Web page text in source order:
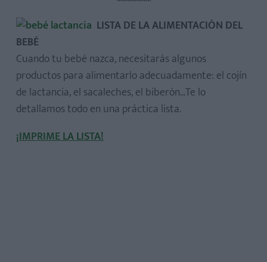
LISTA DE LA ALIMENTACIÓN DEL
BEBÉ
Cuando tu bebé nazca, necesitarás algunos
productos para alimentarlo adecuadamente: el cojín
de lactancia, el sacaleches, el biberón...Te lo
detallamos todo en una práctica lista.
¡IMPRIME LA LISTA!